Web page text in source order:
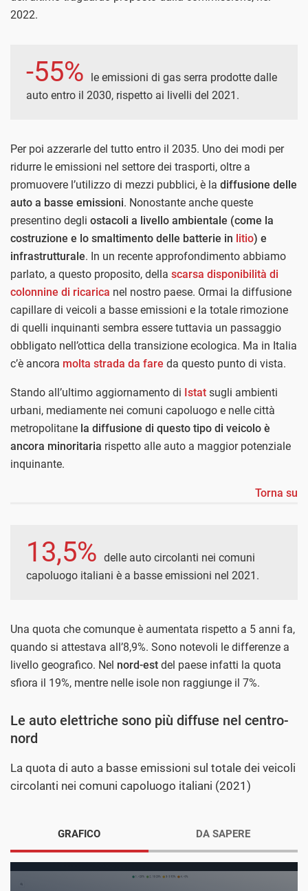
2022.
-55%
le emissioni di gas serra prodotte dalle
auto entro il 2030, rispetto ai livelli del 2021.
Per poi azzerarle del tutto entro il 2035. Uno dei modi per
ridurre le emissioni nel settore dei trasporti, oltre a
promuovere l’utilizzo di mezzi pubblici, è la diffusione delle
auto a basse emissioni. Nonostante anche queste
presentino degli ostacoli a livello ambientale (come la
costruzione e lo smaltimento delle batterie in litio) e
infrastrutturale. In un recente approfondimento abbiamo
parlato, a questo proposito, della scarsa disponibilità di
colonnine di ricarica nel nostro paese. Ormai la diffusione
capillare di veicoli a basse emissioni e la totale rimozione
di quelli inquinanti sembra essere tuttavia un passaggio
obbligato nell’ottica della transizione ecologica. Ma in Italia
c’è ancora molta strada da fare da questo punto di vista.
Stando all’ultimo aggiornamento di Istat sugli ambienti
urbani, mediamente nei comuni capoluogo e nelle città
metropolitane la diffusione di questo tipo di veicolo è
ancora minoritaria rispetto alle auto a maggior potenziale
inquinante.
Torna su
13,5% delle auto circolanti nei comuni
capoluogo italiani è a basse emissioni nel 2021.
Una quota che comunque è aumentata rispetto a 5 anni fa,
quando si attestava all’8,9%. Sono notevoli le differenze a
livello geografico. Nel nord-est del paese infatti la quota
sfiora il 19%, mentre nelle isole non raggiunge il 7%.
Le auto elettriche sono più diffuse nel centro-
nord
La quota di auto a basse emissioni sul totale dei veicoli
circolanti nei comuni capoluogo italiani (2021)
GRAFICO DA SAPERE